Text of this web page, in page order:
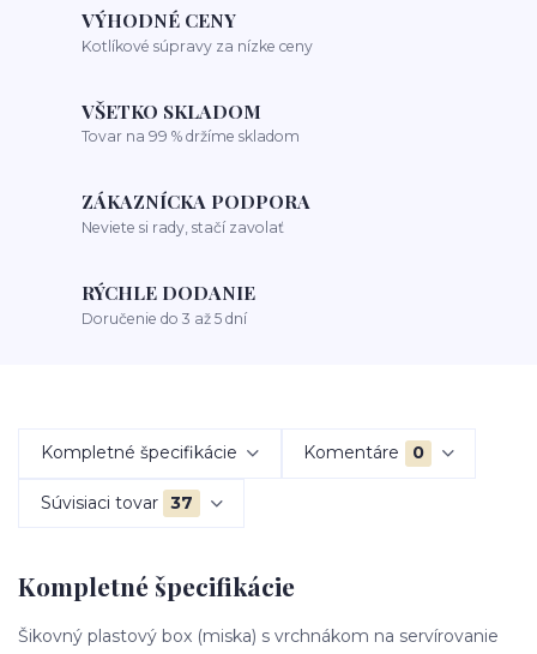
VÝHODNÉ CENY
Kotlíkové súpravy za nízke ceny
VŠETKO SKLADOM
Tovar na 99 % držíme skladom
ZÁKAZNÍCKA PODPORA
Neviete si rady, stačí zavolať
RÝCHLE DODANIE
Doručenie do 3 až 5 dní
Kompletné špecifikácie Komentáre 0
Súvisiaci tovar 37
Kompletné špecifikácie
Šikovný plastový box (miska) s vrchnákom na servírovanie